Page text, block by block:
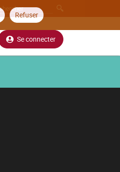
Refuser
Se connecter